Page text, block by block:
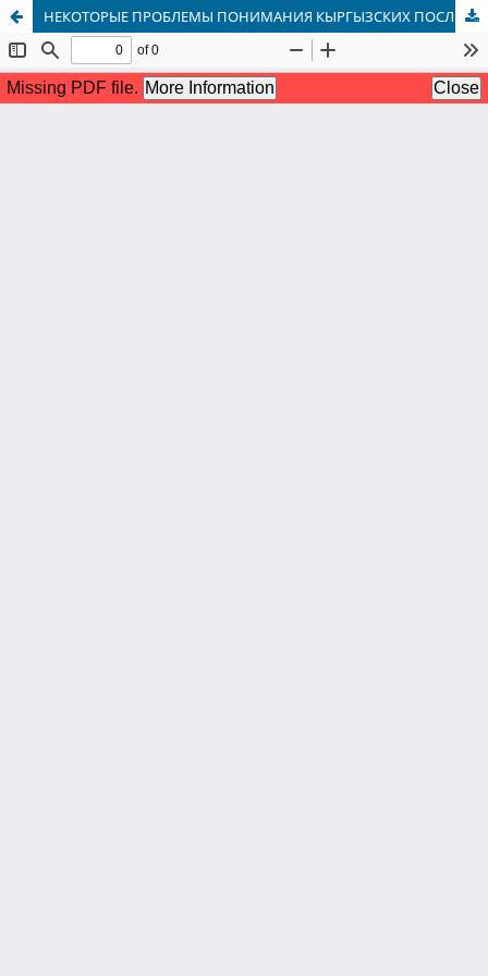
НЕКОТОРЫЕ ПРОБЛЕМЫ ПОНИМАНИЯ КЫРГЫЗСКИХ ПОСЛОВИЦ